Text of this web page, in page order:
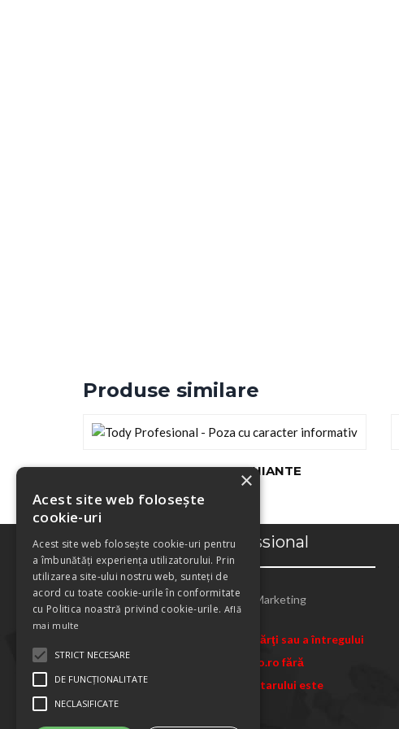
Produse similare
DISCURI DEMACHIANTE
Copyright Tody Professional
Designed byGlobal-Marketing
Reproducerea şi utilizarea unei părţi sau a întregului
conţinut al site-ului www.todypro.ro fără
consinţământul expres al proprietarului este
interzisă.
×
Acest site web folosește
cookie-uri
Acest site web folosește cookie-uri pentru
a îmbunătăți experiența utilizatorului. Prin
utilizarea site-ului nostru web, sunteți de
acord cu toate cookie-urile în conformitate
cu Politica noastră privind cookie-urile. Află
mai multe
STRICT NECESARE
DE FUNCŢIONALITATE
NECLASIFICATE